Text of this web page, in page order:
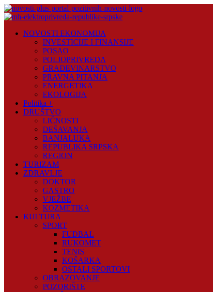
Skip
to
Plus
NOVOSTI EKONOMIJA
INVESTICIJE I FINANSIJE
POSAO
POLJOPRIVREDA
GRAĐEVINARSTVO
PRAVNA PITANJA
ENERGETIKA
EKOLOGIJA
Politika +
DRUŠTVO
LIČNOSTI
DEŠAVANJA
BANJALUKA
REPUBLIKA SRPSKA
REGION
TURIZAM
ZDRAVLJE
DOKTOR
GASTRO
VJEŽBE
KOZMETIKA
KULTURA
SPORT
FUDBAL
RUKOMET
TENIS
KOŠARKA
OSTALI SPORTOVI
OBRAZOVANJE
POZORIŠTE